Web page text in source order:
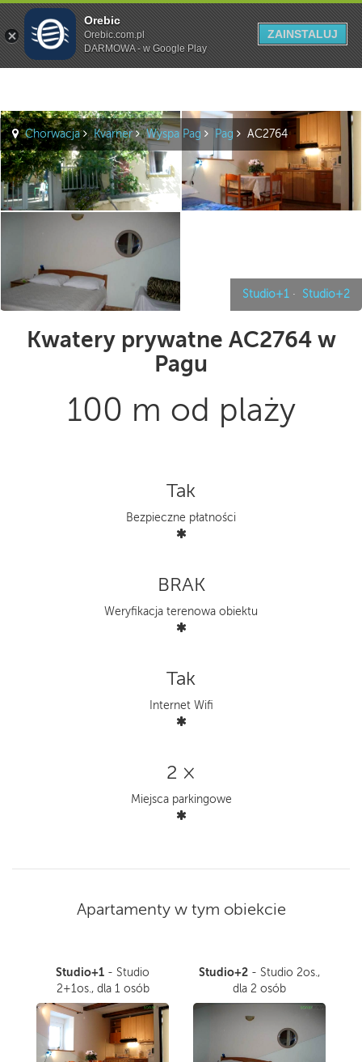
Szukaj
Studio+1 · Studio+2
Chorwacja Kvarner Wyspa Pag Pag AC2764
Kwatery prywatne AC2764 w
Pagu
100 m od plaży
Tak
Bezpieczne płatności
BRAK
Weryfikacja terenowa obiektu
Tak
Internet Wifi
2 ×
Miejsca parkingowe
Apartamenty w tym obiekcie
Studio+1 - Studio
2+1os., dla 1 osób
Studio+2 - Studio 2os.,
dla 2 osób
Orebic
Orebic.com.pl
DARMOWA - w Google Play
ZAINSTALUJ